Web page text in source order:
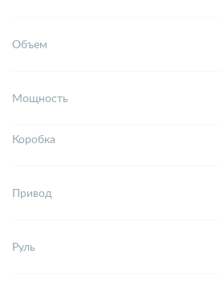
Объем
Мощность
Коробка
Привод
Руль